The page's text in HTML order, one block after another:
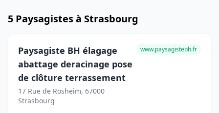
5 Paysagistes à Strasbourg
Paysagiste BH élagage
abattage deracinage pose
de clôture terrassement
17 Rue de Rosheim, 67000
Strasbourg
www.paysagistebh.fr